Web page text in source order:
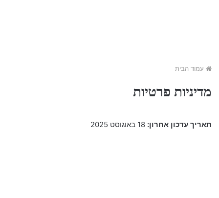
עמוד הבית
מדיניות פרטיות
תאריך עדכון אחרון: